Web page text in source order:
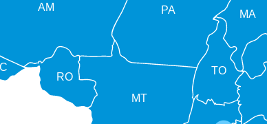
TO
MA
PA
AM
RO
MT